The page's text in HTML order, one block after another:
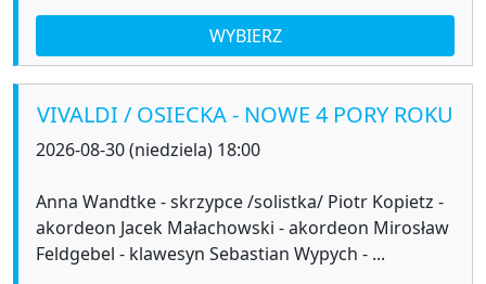
WYBIERZ
VIVALDI / OSIECKA - NOWE 4 PORY ROKU
2026-08-30 (niedziela) 18:00
Anna Wandtke - skrzypce /solistka/ Piotr Kopietz -
akordeon Jacek Małachowski - akordeon Mirosław
Feldgebel - klawesyn Sebastian Wypych - ...